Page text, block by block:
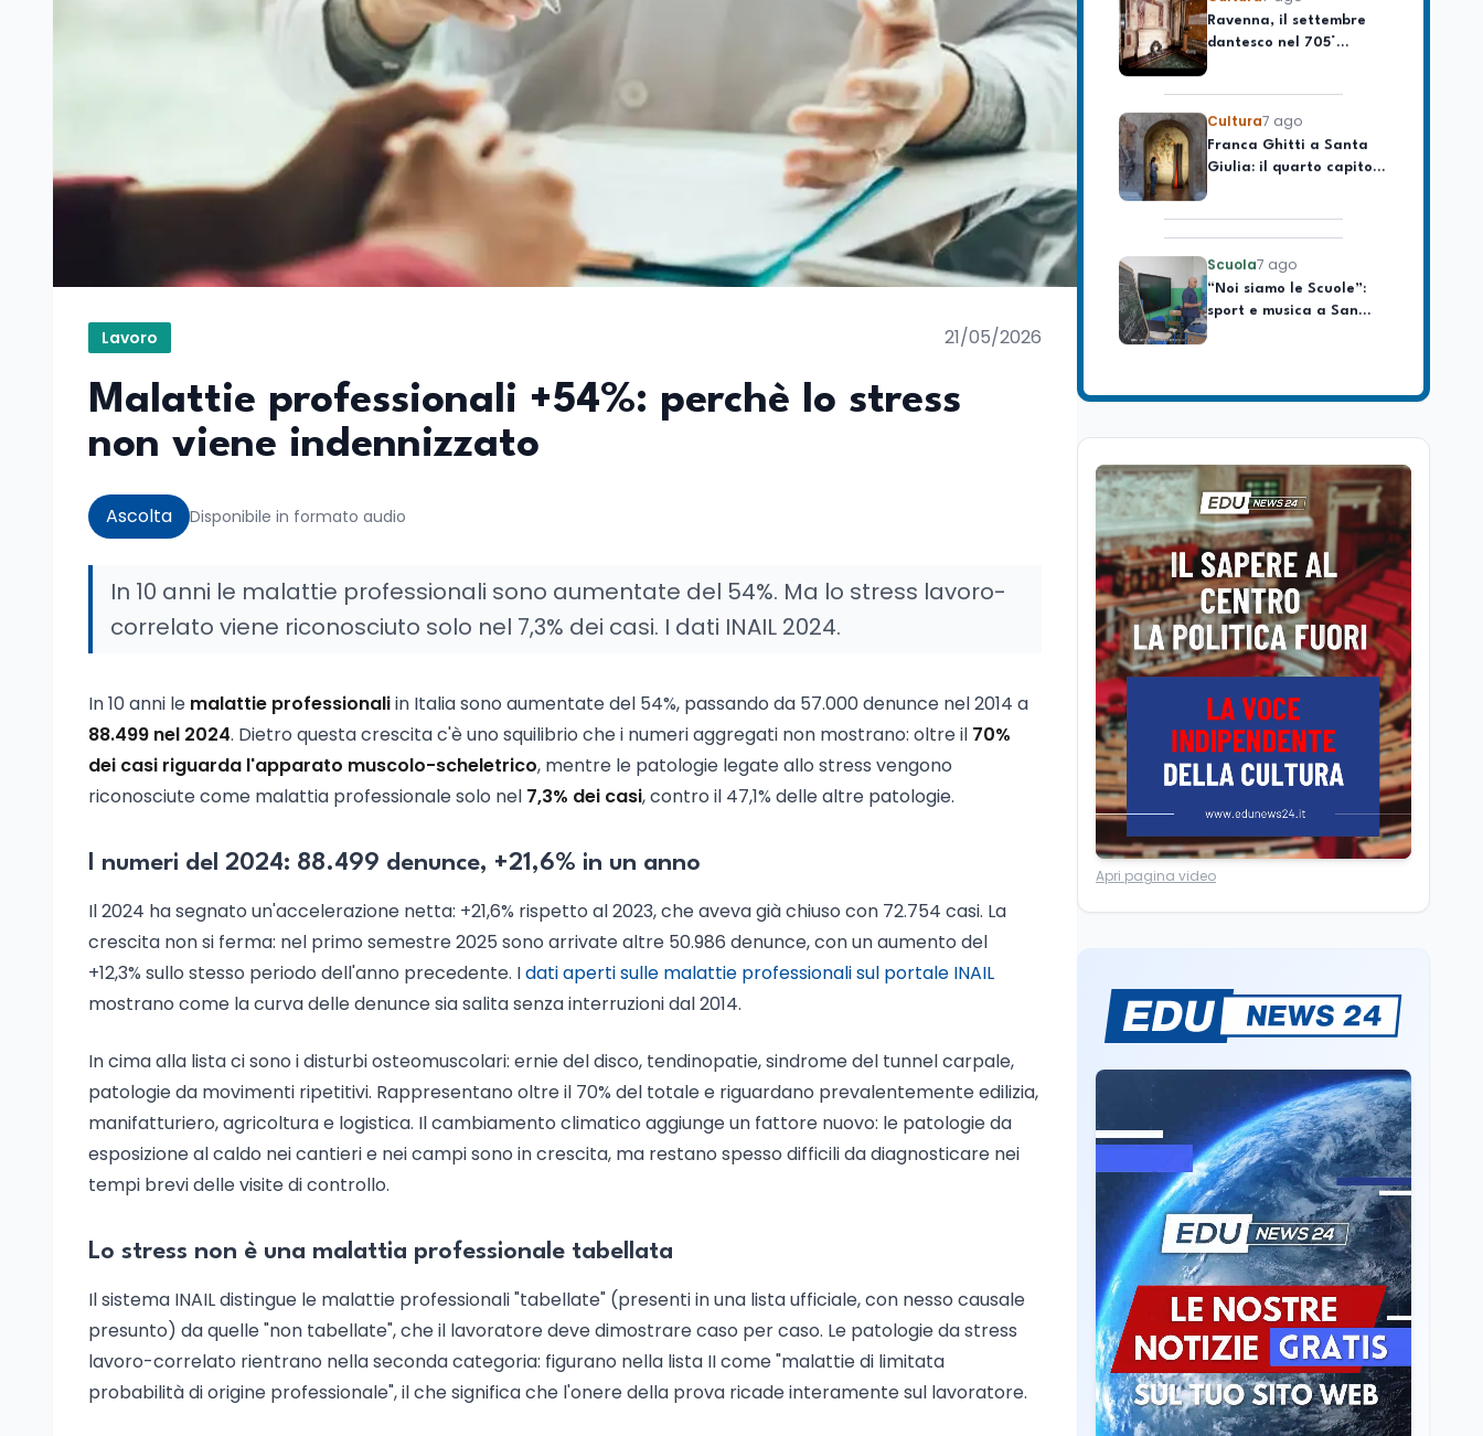
Lavoro 21/05/2026
Malattie professionali +54%: perchè lo stress
non viene indennizzato
Ascolta Disponibile in formato audio
In 10 anni le malattie professionali sono aumentate del 54%. Ma lo stress lavoro-
correlato viene riconosciuto solo nel 7,3% dei casi. I dati INAIL 2024.
In 10 anni le malattie professionaliin Italia sono aumentate del 54%, passando da 57.000 denunce nel 2014 a
88.499 nel 2024. Dietro questa crescita c'è uno squilibrio che i numeri aggregati non mostrano: oltre il 70%
dei casi riguarda l'apparato muscolo-scheletrico, mentre le patologie legate allo stress vengono
riconosciute come malattia professionale solo nel 7,3% dei casi, contro il 47,1% delle altre patologie.
I numeri del 2024: 88.499 denunce, +21,6% in un anno
Il 2024 ha segnato un'accelerazione netta: +21,6% rispetto al 2023, che aveva già chiuso con 72.754 casi. La
crescita non si ferma: nel primo semestre 2025 sono arrivate altre 50.986 denunce, con un aumento del
+12,3% sullo stesso periodo dell'anno precedente. Idati aperti sulle malattie professionali sul portale INAIL
mostrano come la curva delle denunce sia salita senza interruzioni dal 2014.
In cima alla lista ci sono i disturbi osteomuscolari: ernie del disco, tendinopatie, sindrome del tunnel carpale,
patologie da movimenti ripetitivi. Rappresentano oltre il 70% del totale e riguardano prevalentemente edilizia,
manifatturiero, agricoltura e logistica. Il cambiamento climatico aggiunge un fattore nuovo: le patologie da
esposizione al caldo nei cantieri e nei campi sono in crescita, ma restano spesso difficili da diagnosticare nei
tempi brevi delle visite di controllo.
Lo stress non è una malattia professionale tabellata
Il sistema INAIL distingue le malattie professionali "tabellate" (presenti in una lista ufficiale, con nesso causale
presunto) da quelle "non tabellate", che il lavoratore deve dimostrare caso per caso. Le patologie da stress
lavoro-correlato rientrano nella seconda categoria: figurano nella lista II come "malattie di limitata
probabilità di origine professionale", il che significa che l'onere della prova ricade interamente sul lavoratore.
longevo dell’Italia
repubblicana
dantesco nel 705°
anniversario della morte
Giulia: il quarto capitolo
sport e musica a San
con il progetto del Mim
studente 14enne uccide
Editoriali7 ago
Camere in ferie,
riapertura il 9
settembre tra legge
elettorale e Rai. La
premier Meloni attesa a
Bari il 4 settembre per
celebrare il governo più
longevo dell’Italia
repubblicana
Cultura7 ago
Ravenna, il settembre
dantesco nel 705°
anniversario della morte
del Sommo Poeta
Cultura7 ago
Franca Ghitti a Santa
Giulia: il quarto capitolo
Scuola7 ago
“Noi siamo le Scuole”:
Sparatoria a Bangkok:
studente 14enne uccide
5 insegnanti e i nonni
Editoriali7 ago
Camere in ferie,
riapertura il 9
settembre tra legge
elettorale e Rai. La
premier Meloni attesa a
Bari il 4 settembre per
celebrare il governo più
longevo dell’Italia
repubblicana
Cultura7 ago
Ravenna, il settembre
dantesco nel 705°
anniversario della morte
del Sommo Poeta
Cultura 7 ago
Franca Ghitti a Santa
Giulia: il quarto capitolo
dei Palcoscenici
Apri pagina video